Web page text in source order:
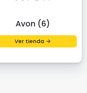
Avon (6)
Ver tienda →